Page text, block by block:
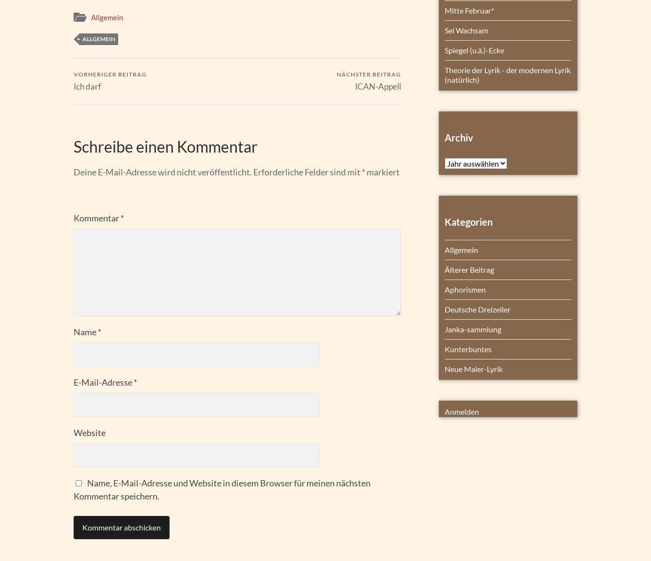
Allgemein
ALLGEMEIN
VORHERIGER BEITRAG
Ich darf
NÄCHSTER BEITRAG
ICAN-Appell
Schreibe einen Kommentar
Deine E-Mail-Adresse wird nicht veröffentlicht. Erforderliche Felder sind mit * markiert
Kommentar*
Name*
E-Mail-Adresse*
Website
Name, E-Mail-Adresse und Website in diesem Browser für meinen nächsten
Kommentar speichern.
Mitte Februar*
Sei Wachsam
Spiegel (u.ä.)-Ecke
Theorie der Lyrik - der modernen Lyrik
(natürlich)
Archiv
Archiv
Kategorien
Allgemein
Älterer Beitrag
Aphorismen
Deutsche Dreizeiler
Janka-sammlung
Kunterbuntes
Neue Maier-Lyrik
Anmelden